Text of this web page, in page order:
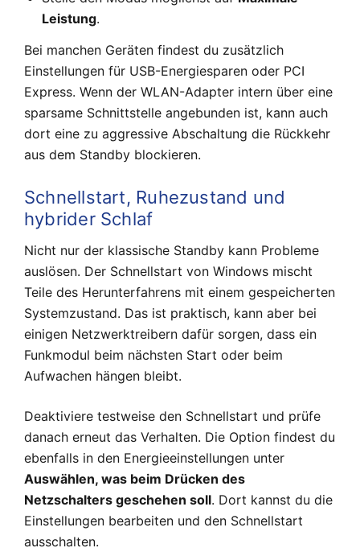
Leistung.
Bei manchen Geräten findest du zusätzlich
Einstellungen für USB-Energiesparen oder PCI
Express. Wenn der WLAN-Adapter intern über eine
sparsame Schnittstelle angebunden ist, kann auch
dort eine zu aggressive Abschaltung die Rückkehr
aus dem Standby blockieren.
Schnellstart, Ruhezustand und
hybrider Schlaf
Nicht nur der klassische Standby kann Probleme
auslösen. Der Schnellstart von Windows mischt
Teile des Herunterfahrens mit einem gespeicherten
Systemzustand. Das ist praktisch, kann aber bei
einigen Netzwerktreibern dafür sorgen, dass ein
Funkmodul beim nächsten Start oder beim
Aufwachen hängen bleibt.
Deaktiviere testweise den Schnellstart und prüfe
danach erneut das Verhalten. Die Option findest du
ebenfalls in den Energieeinstellungen unter
Auswählen, was beim Drücken des
Netzschalters geschehen soll. Dort kannst du die
Einstellungen bearbeiten und den Schnellstart
ausschalten.